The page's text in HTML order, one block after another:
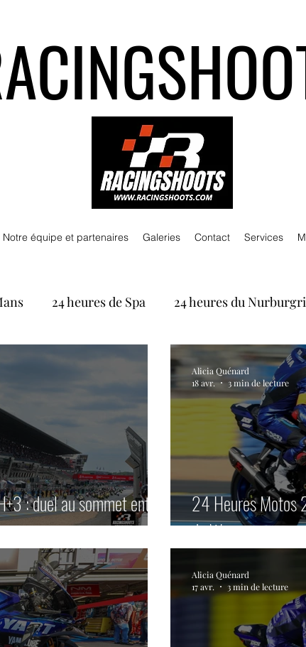
Notre équipe et partenaires Galeries Contact Services
24 heures de Spa 24 heures du
du Mans motos Classic
Le Mans Classic Tour Auto
Coupes de Pâques Nogaro Superbike
Lamborghini Super Trofeo Open Formula
: duel au sommet entre
24 Heures Motos
du Warm-up.
Alicia Quénard
18 avr.
3 min de lecture
Alicia Quénard
17 avr.
3 min de lecture